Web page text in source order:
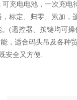
充电电池，一次充电
标定、归零、累加，
(遥控器、按键均可操
，适合码头吊及各种
安全又方便.